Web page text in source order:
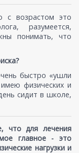
с возрастом это
разумеется,
понимать, что
быстро «ушли
физических и
сидит в школе,
что для лечения
главное - это
нагрузки и